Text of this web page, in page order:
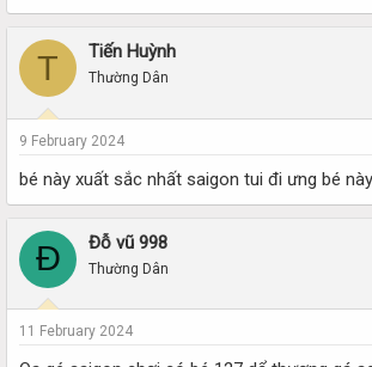
T Tiến Huỳnh
Thường Dân
9 February 2024
bé này xuất sắc nhất saigon tui đi ưng bé
Đ Đỗ vũ 998
Thường Dân
11 February 2024